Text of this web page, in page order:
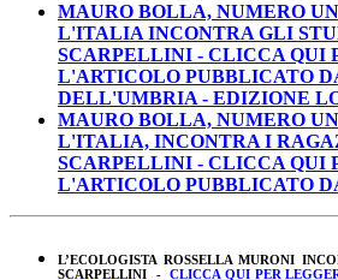
MAURO BOLLA, NUMERO
L'ITALIA INCONTRA GLI
SCARPELLINI - CLICCA QUI
L'ARTICOLO PUBBLICATO
DELL'UMBRIA - EDIZIONE
MAURO BOLLA, NUMERO
L'ITALIA, INCONTRA I
SCARPELLINI - CLICCA QUI
L'ARTICOLO PUBBLICATO
L’ECOLOGISTA ROSSELLA MURONI
SCARPELLINI -CLICCA QUI PER